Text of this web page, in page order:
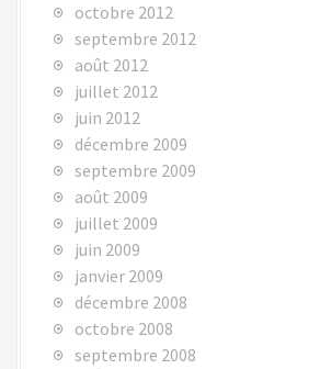
octobre 2012
septembre 2012
août 2012
juillet 2012
juin 2012
décembre 2009
septembre 2009
août 2009
juillet 2009
juin 2009
janvier 2009
décembre 2008
octobre 2008
septembre 2008